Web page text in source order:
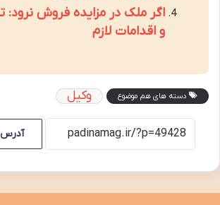
اگر ملک در مزایده فروش نرود:
و اقدامات لازم
دسته های هم موضوع وکیل